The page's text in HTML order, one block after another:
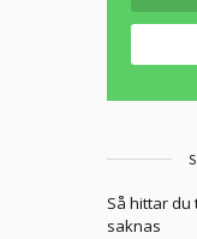
Så hittar
saknas